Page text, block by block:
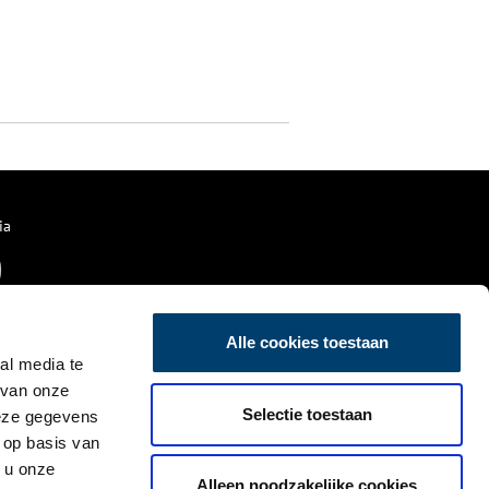
media te
onze
gegevens
basis van
onze
Alle cookies toestaan
Selectie toestaan
Alleen noodzakelijke cookies